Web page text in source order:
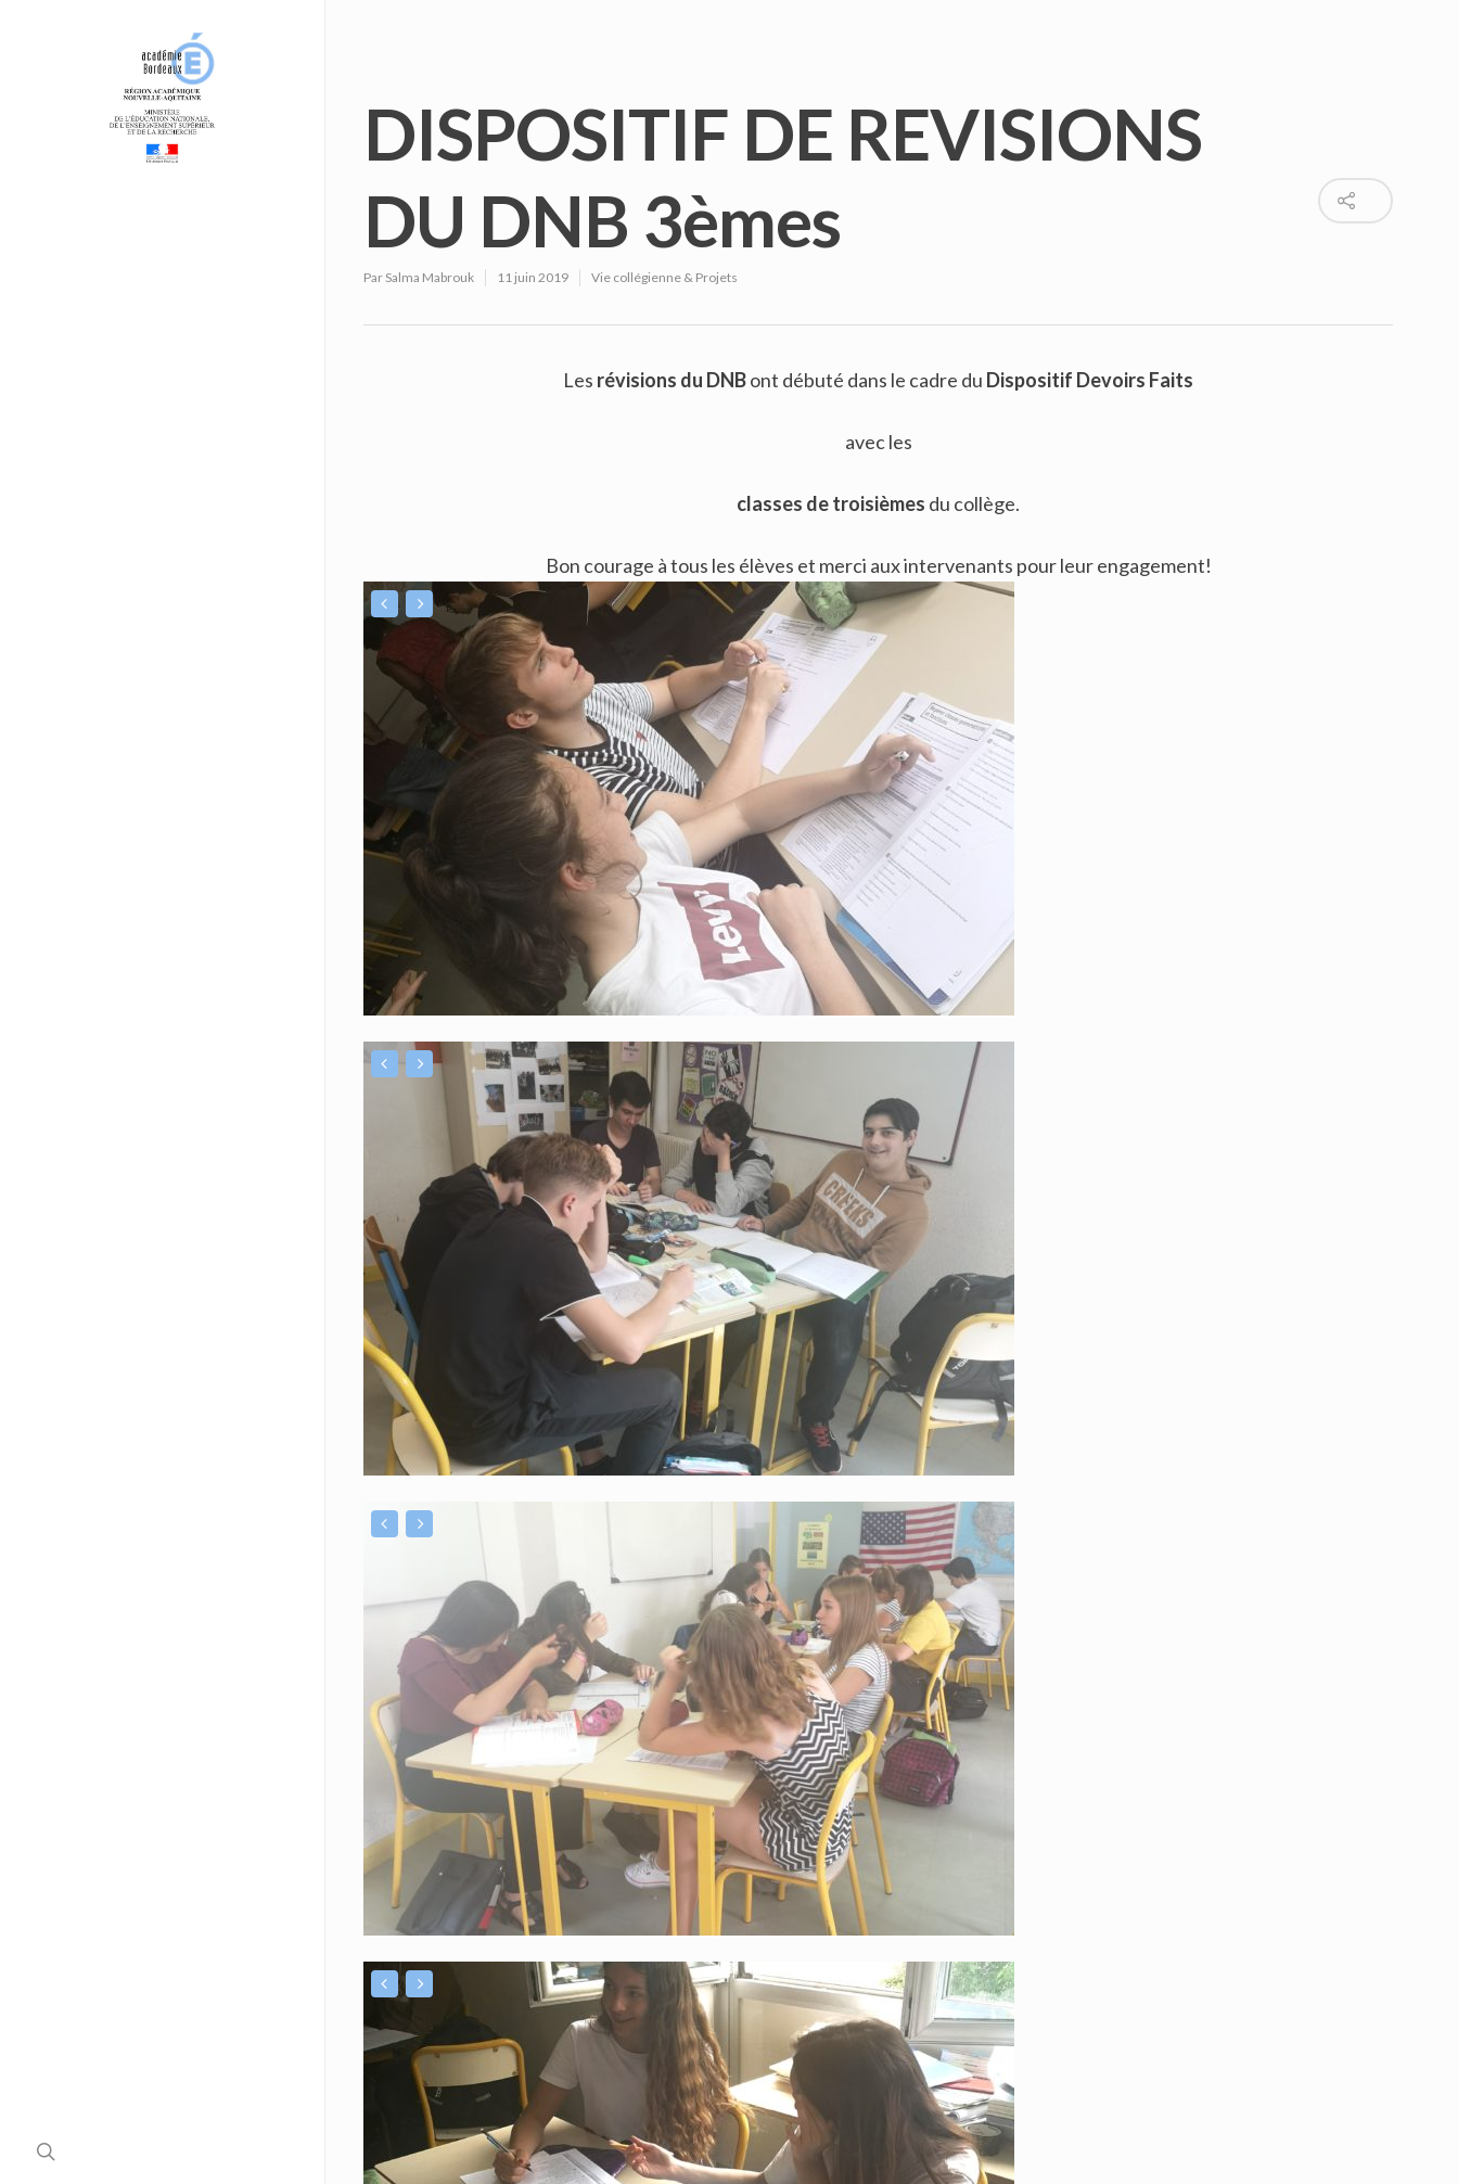
DISPOSITIF DE REVISIONS
DU DNB 3èmes
Par Salma Mabrouk 11 juin 2019 Vie collégienne & Projets
Les révisions du DNBont débuté dans le cadre du Dispositif Devoirs Faits
avec les
classes de troisièmes du collège.
Bon courage à tous les élèves et merci aux intervenants pour leur engagement!